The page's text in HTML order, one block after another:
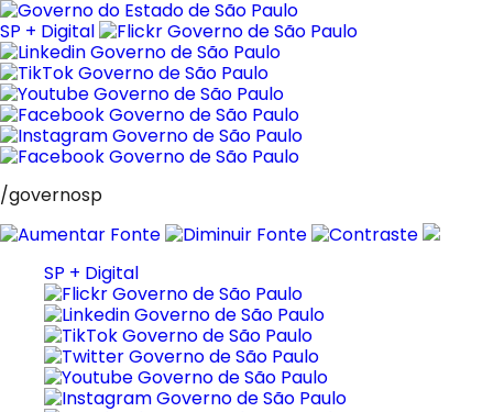
Pular
para
o
conteúdo
SP + Digital
/governosp
SP + Digital